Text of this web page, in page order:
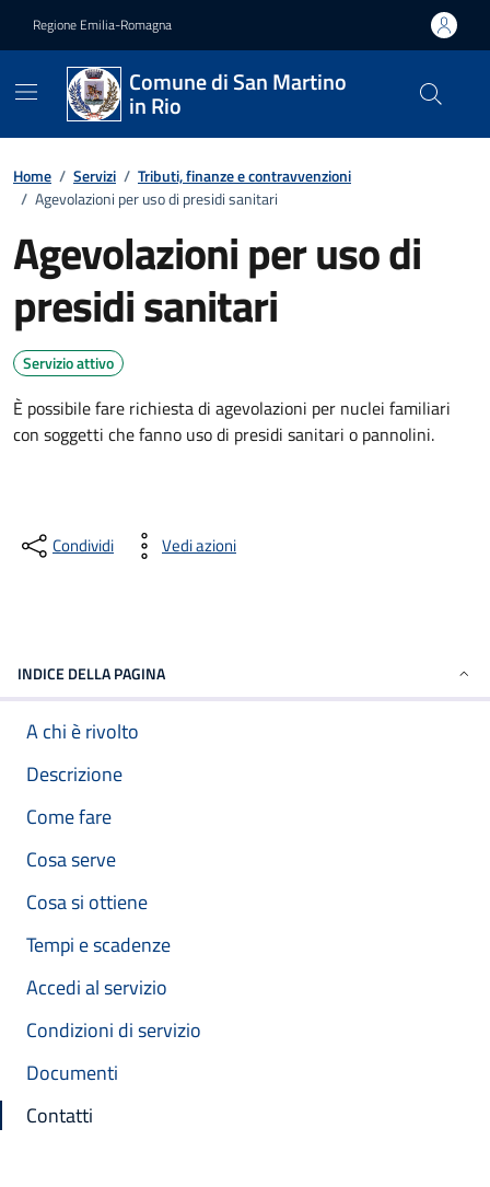
Regione Emilia-Romagna
Comune di San Martino
in Rio
Home / Servizi / Tributi, finanze e contravvenzioni
/ Agevolazioni per uso di presidi sanitari
Agevolazioni per uso di
presidi sanitari
Servizio attivo
È possibile fare richiesta di agevolazioni per nuclei familiari
con soggetti che fanno uso di presidi sanitari o pannolini.
Condividi Vedi azioni
INDICE DELLA PAGINA
A chi è rivolto
Descrizione
Come fare
Cosa serve
Cosa si ottiene
Tempi e scadenze
Accedi al servizio
Condizioni di servizio
Documenti
Contatti